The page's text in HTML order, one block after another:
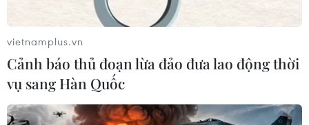
vietnamplus.vn
Cảnh báo thủ đoạn lừa đảo đưa lao động thời
vụ sang Hàn Quốc